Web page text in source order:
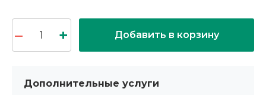
Добавить в корзину
Дополнительные услуги